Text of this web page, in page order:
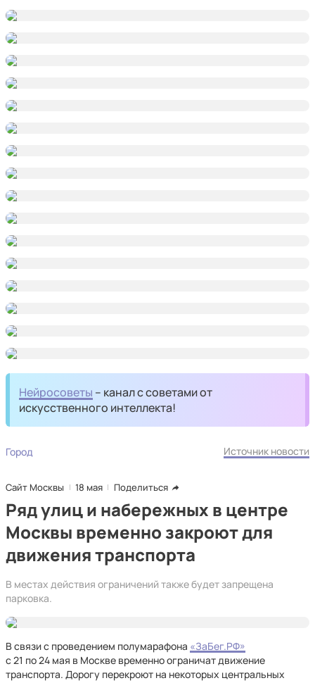
Нейросоветы – канал с советами от
искусственного интеллекта!
Город Источник новости
Сайт Москвы 18 мая Поделиться
Ряд улиц и набережных в центре
Москвы временно закроют для
движения транспорта
В местах действия ограничений также будет запрещена
парковка.
В связи с проведением полумарафона «ЗаБег.РФ»
с 21 по 24 мая в Москве временно ограничат движение
транспорта. Дорогу перекроют на некоторых центральных